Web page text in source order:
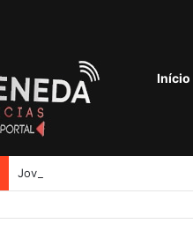
Início
Jovem de 19 anos é executado